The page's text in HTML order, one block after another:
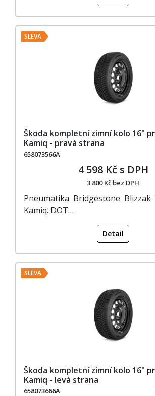
SLEVA
Škoda kompletní zimní kolo 16"
Kamiq - pravá strana
658073566A
4 598 Kč s DPH
3 800 Kč bez DPH
Pneumatika Bridgestone Blizzak
Kamiq. DOT…
Detail
SLEVA
Škoda kompletní zimní kolo 16"
Kamiq - levá strana
658073666A